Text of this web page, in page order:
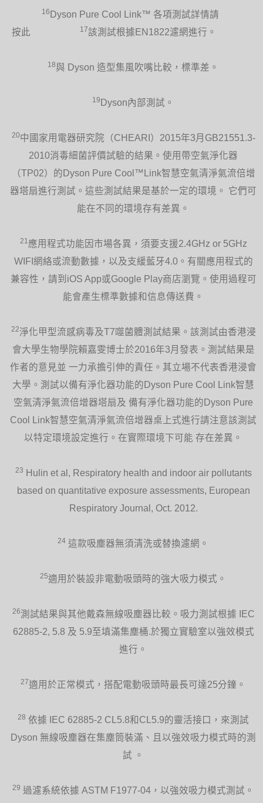
片及安全網，清潔容易而便捷。
16 Dyson Pure Cool Link™ 各項測試詳情請
按此
17該測試根據EN1822濾網進行。
18與 Dyson 造型集風吹嘴比較，標準差。
19 Dyson內部測試。
20中國家用電器研究院（CHEARI）2015年3月GB21551.3-
2010消毒細菌評價試驗的結果。使用帶空氣淨化器
（TP02）的Dyson Pure Cool™Link智慧空氣清淨氣流倍增
器塔扇進行測試。這些測試結果是基於一定的環境。 它們可
能在不同的環境存有差異。
21 應用程式功能因市場各異，須要支援2.4GHz or 5GHz
WIFI網絡或流動數據，以及支緩藍牙4.0。有關應用程式的
兼容性，請到iOS App或Google Play商店瀏覽。使用過程可
能會產生標準數據和信息傳送費。
22淨化甲型流感病毒及T7噬菌體測試結果。該測試由香港浸
會大學生物學院賴嘉雯博士於2016年3月發表。測試結果是
作者的意見並 一力承擔引伸的責任。其立場不代表香港浸會
大學。測試以備有淨化器功能的Dyson Pure Cool Link智慧
空氣清淨氣流倍增器塔扇及 備有淨化器功能的Dyson Pure
Cool Link智慧空氣清淨氣流倍增器桌上式進行請注意該測試
以特定環境設定進行。在實際環境下可能 存在差異。
23
Hulin et al, Respiratory health and indoor air pollutants
based on quantitative exposure assessments, European
Respiratory Journal, Oct. 2012.
24 這款吸塵器無須清洗或替換濾網。
25適用於裝設非電動吸頭時的強大吸力模式。
26測試結果與其他戴森無線吸塵器比較。吸力測試根據 IEC
62885-2, 5.8 及 5.9至填滿集塵桶.於獨立實驗室以強效模式
進行。
27適用於正常模式，搭配電動吸頭時最長可達25分鐘。
28 依據 IEC 62885-2 CL5.8和CL5.9的靈活接口，來測試
Dyson 無線吸塵器在集塵筒裝滿、且以強效吸力模式時的測
試 。
29 過濾系統依據 ASTM F1977-04，以強效吸力模式測試。